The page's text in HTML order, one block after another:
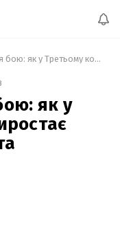
Командири з поля бою: як у Третьому корпусі виростає нова армійська еліта
як у